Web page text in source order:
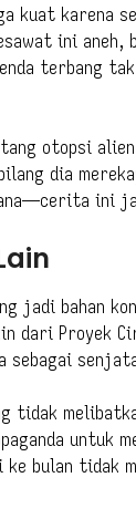
kuat karena
ini aneh,
terbang tak
otopsi alien
dia
ini
jadi bahan
dari Proyek
sebagai
tidak
untuk
ke bulan tidak